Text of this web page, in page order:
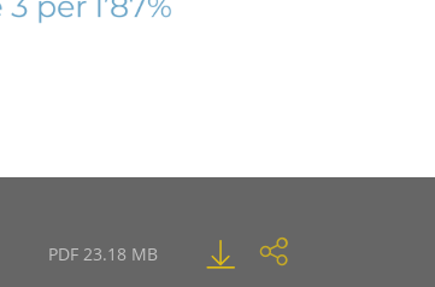
PDF 23.18 MB